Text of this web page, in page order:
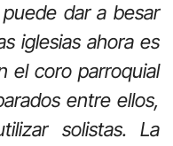
dar a besar
iglesias ahora es
el coro parroquial
entre ellos,
solistas. La